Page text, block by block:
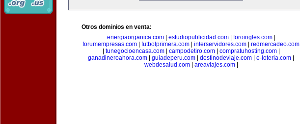
Otros dominios en venta:
energiaorganica.com| estudiopublicidad.com| foroingles.com|
forumempresas.com
futbolprimera.com interservidores.com
redmercadeo.com
tunegocioencasa.com| campodetiro.com| compratuhosting.com|
ganadineroahora.com
guiadeperu.com destinodeviaje.com e-loteria.com
webdesalud.com| areaviajes.com|